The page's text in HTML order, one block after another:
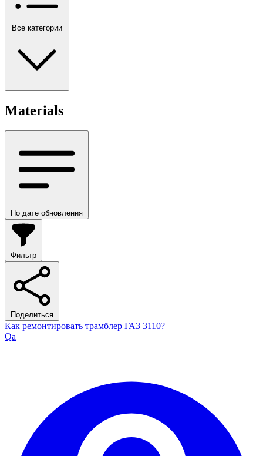
Все категории
Materials
По дате обновления
Фильтр
Поделиться
Как ремонтировать трамблер ГАЗ 3110?
Qa